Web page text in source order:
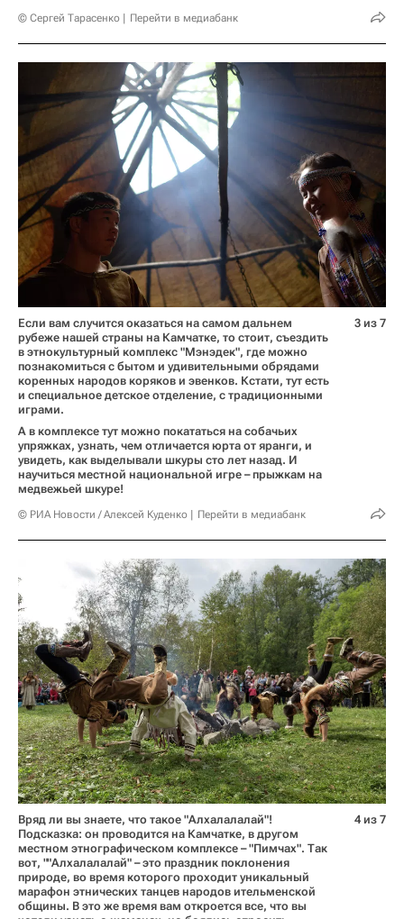
© Сергей Тарасенко Перейти в медиабанк
Если вам случится оказаться на самом дальнем
рубеже нашей страны на Камчатке, то стоит, съездить
в этнокультурный комплекс "Мэнэдек", где можно
познакомиться с бытом и удивительными обрядами
коренных народов коряков и эвенков. Кстати, тут есть
и специальное детское отделение, с традиционными
играми.
А в комплексе тут можно покататься на собачьих
упряжках, узнать, чем отличается юрта от яранги, и
увидеть, как выделывали шкуры сто лет назад. И
научиться местной национальной игре – прыжкам на
медвежьей шкуре!
© РИА Новости / Алексей Куденко Перейти в медиабанк
3 из 7
Вряд ли вы знаете, что такое "Алхалалалай"!
Подсказка: он проводится на Камчатке, в другом
местном этнографическом комплексе – "Пимчах". Так
вот, ""Алхалалалай" – это праздник поклонения
природе, во время которого проходит уникальный
марафон этнических танцев народов ительменской
общины. В это же время вам откроется все, что вы
4 из 7